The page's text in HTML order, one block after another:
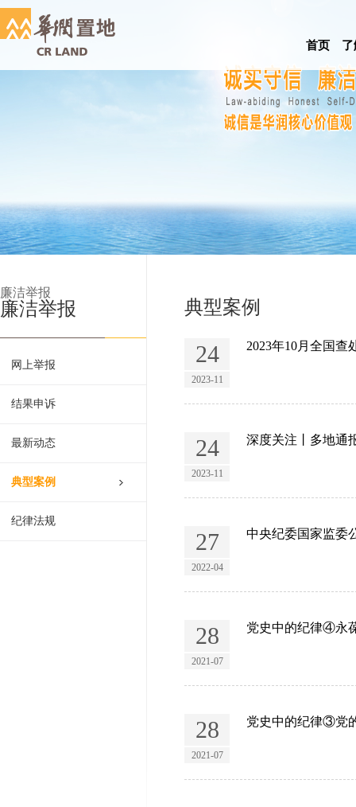
首页
廉洁举报
廉洁举报
网上举报
结果申诉
最新动态
典型案例
纪律法规
典型案例
2023年10月全国查
24
2023-11
深度关注丨多地通
24
2023-11
中央纪委国家监委
27
2022-04
党史中的纪律④永
28
2021-07
党史中的纪律③党
28
2021-07